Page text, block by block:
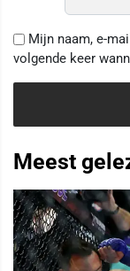
Mijn naam, e-
volgende keer
Meest